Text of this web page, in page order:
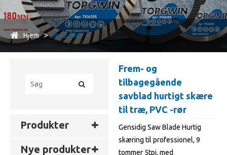
Hjem Produkter
Produkter
Nye produkter
Frem- og
tilbagegående
savblad hurtigt skære
til træ, PVC -rør
Gensidig Saw Blade Hurtig
skæring til professionel, 9
tommer 5tpi, med